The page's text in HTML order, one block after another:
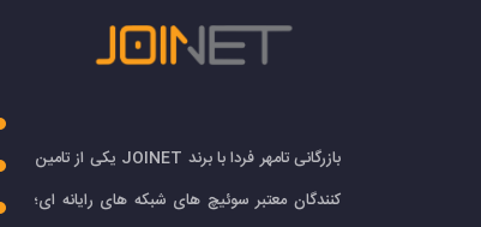
بازرگانی تامهر فردا با برند JOINET یکی از تامین
کنندگان معتبر سوئیچ های شبکه های رایانه ای؛